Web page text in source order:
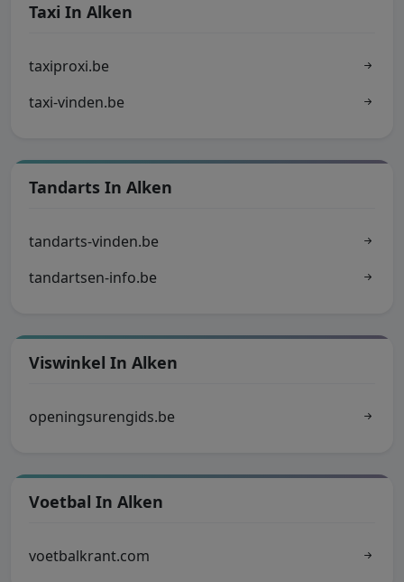
Taxi In Alken
taxiproxi.be
taxi-vinden.be
Tandarts In Alken
tandarts-vinden.be
tandartsen-info.be
Viswinkel In Alken
openingsurengids.be
Voetbal In Alken
voetbalkrant.com